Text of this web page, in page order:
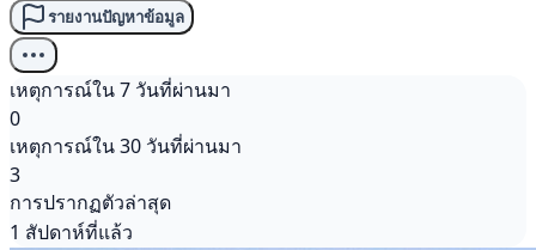
รายงานปัญหาข้อมูล
เหตุการณ์ใน 7 วันที่ผ่านมา
0
เหตุการณ์ใน 30 วันที่ผ่านมา
3
การปรากฏตัวล่าสุด
1 สัปดาห์ที่แล้ว